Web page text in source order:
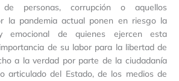
de personas, corrupción o aquellos
la pandemia actual ponen en riesgo la
emocional de quienes ejercen esta
de su labor para la libertad de
a la verdad por parte de la ciudadanía
articulado del Estado, de los medios de